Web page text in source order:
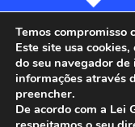
Temos compromisso
Este site usa
do seu navegador
informações através
preencher.
De acordo com a Lei